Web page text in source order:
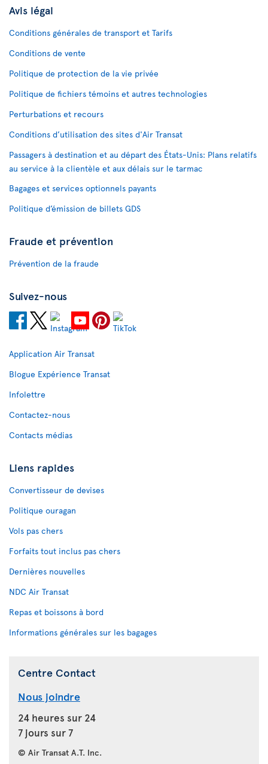
Avis légal
Conditions générales de transport et Tarifs
Conditions de vente
Politique de protection de la vie privée
Politique de fichiers témoins et autres technologies
Perturbations et recours
Conditions d’utilisation des sites d'Air Transat
Passagers à destination et au départ des États-Unis: Plans relatifs
au service à la clientèle et aux délais sur le tarmac
Bagages et services optionnels payants
Politique d’émission de billets GDS
Fraude et prévention
Prévention de la fraude
Suivez-nous
Application Air Transat
Blogue Expérience Transat
Infolettre
Contactez-nous
Contacts médias
Liens rapides
Convertisseur de devises
Politique ouragan
Vols pas chers
Forfaits tout inclus pas chers
Dernières nouvelles
NDC Air Transat
Repas et boissons à bord
Informations générales sur les bagages
Centre Contact
Nous joindre
24 heures sur 24
7 jours sur 7
© Air Transat A.T. Inc.